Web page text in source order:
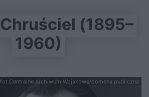
(1895–
1960)
fot.Centralne Archiwum Wojskowe/domena publiczna